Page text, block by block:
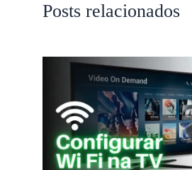
Posts relacionados